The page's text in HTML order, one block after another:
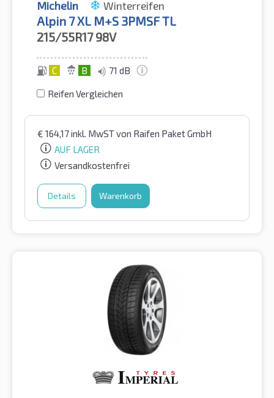
Michelin Winterreifen
Alpin 7 XL M+S 3PMSF TL
215/55R17 98V
C B 71 dB
Reifen Vergleichen
€ 164,17inkl. MwSTvon Raifen Paket GmbH
AUF LAGER
Versandkostenfrei
Details Warenkorb